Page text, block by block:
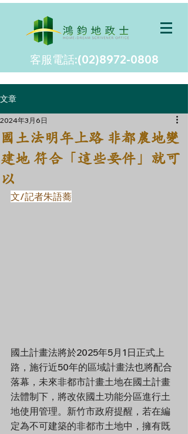
客服電話:(02)8972-0808
文章
國土法明年上路 非都農地變
建地 符合「這些要件」就可
以
2024年3月6日
文/記者朱語蕎
國土計畫法將於2025年5月1日正式上
路，施行近50年的區域計畫法也將配合
落幕，未來非都市計畫土地在國土計畫
法體制下，將改依國土功能分區進行土
地使用管理。新竹市政府提醒，若在編
定為不可建築的非都市土地中，擁有既